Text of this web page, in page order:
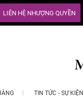
LIÊN HỆ NHƯỢNG QUYỀN
TIN TỨC - SỰ KIỆN